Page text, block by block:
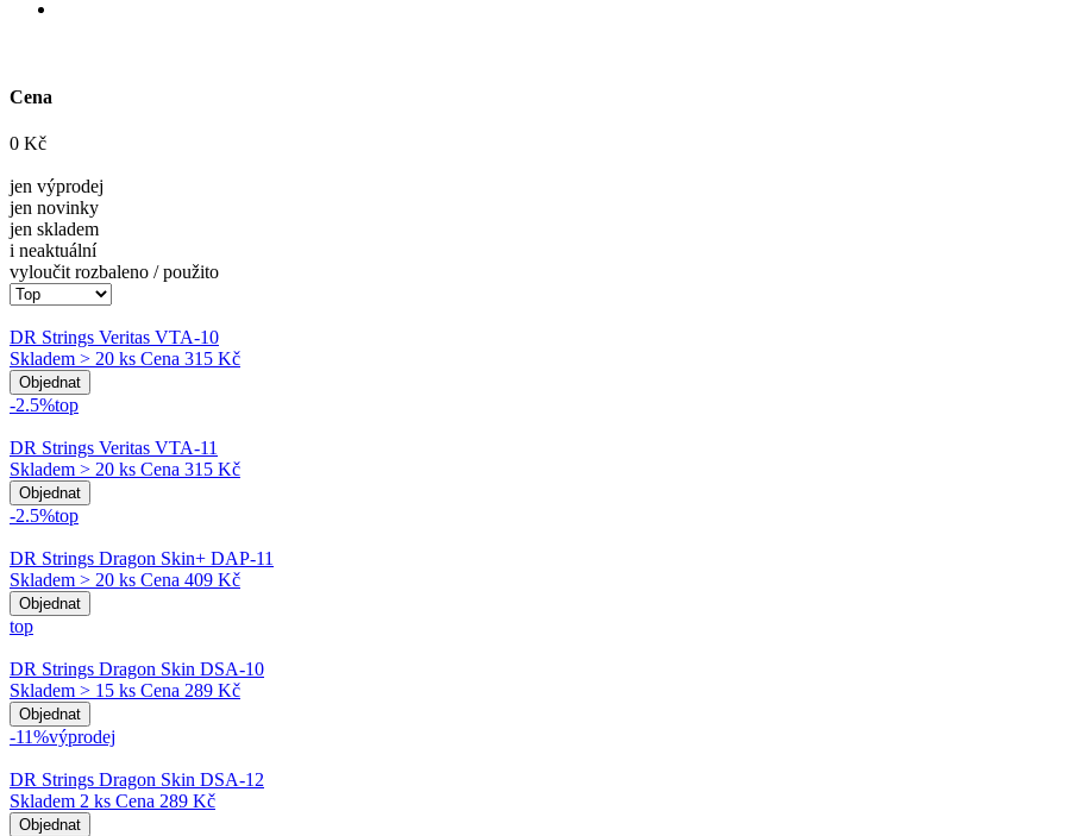
Cena
0 Kč
jen výprodej
jen novinky
jen skladem
i neaktuální
vyloučit rozbaleno / použito
DR Strings Veritas VTA-10
Skladem > 20 ks Cena 315 Kč
Objednat
-2.5%top
DR Strings Veritas VTA-11
Skladem > 20 ks Cena 315 Kč
Objednat
-2.5%top
DR Strings Dragon Skin+ DAP-11
Skladem > 20 ks Cena 409 Kč
Objednat
top
DR Strings Dragon Skin DSA-10
Skladem > 15 ks Cena 289 Kč
Objednat
-11%výprodej
DR Strings Dragon Skin DSA-12
Skladem 2 ks Cena 289 Kč
Objednat